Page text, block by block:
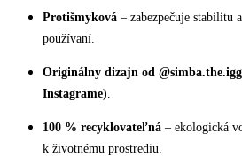
Protišmyková – zabezpečuje stabilitu
používaní.
Originálny dizajn od
Instagrame)
100 % recyklovateľná – ekologická
k životnému prostrediu.